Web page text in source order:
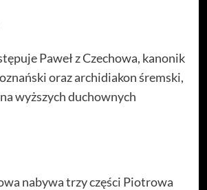
Paweł z Czechowa, kanonik
oraz archidiakon śremski,
wyższych duchownych
nabywa trzy części Piotrowa